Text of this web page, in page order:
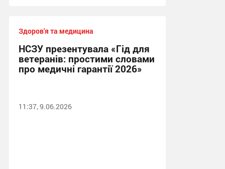
Здоров'я та медицина
НСЗУ презентувала «Гід для
ветеранів: простими словами
про медичні гарантії 2026»
11:37, 9.06.2026